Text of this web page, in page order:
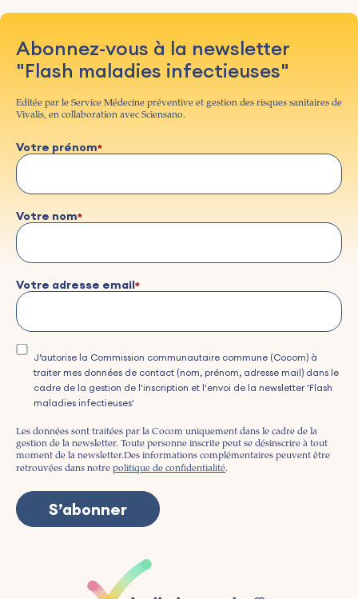
Abonnez-vous à la newsletter
"Flash maladies infectieuses"
Editée par le Service Médecine préventive et gestion des risques sanitaires de
Vivalis, en collaboration avec Sciensano.
Votre prénom
Votre nom
Votre adresse email
J’autorise la Commission communautaire commune (Cocom) à
traiter mes données de contact (nom, prénom, adresse mail) dans le
cadre de la gestion de l'inscription et l'envoi de la newsletter 'Flash
maladies infectieuses'
Les données sont traitées par la Cocom uniquement dans le cadre de la
gestion de la newsletter. Toute personne inscrite peut se désinscrire à tout
moment de la newsletter.Des informations complémentaires peuvent être
retrouvées dans notre politique de confidentialité.